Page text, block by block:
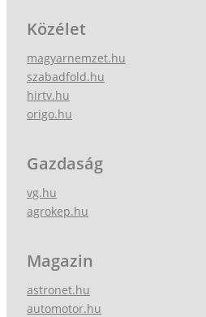
Közélet
magyarnemzet.hu
szabadfold.hu
hirtv.hu
origo.hu
Gazdaság
vg.hu
agrokep.hu
Magazin
astronet.hu
automotor.hu